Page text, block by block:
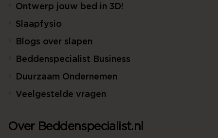
Ontwerp jouw bed in 3D!
Slaapfysio
Blogs over slapen
Beddenspecialist Business
Duurzaam Ondernemen
Veelgestelde vragen
Over Beddenspecialist.nl